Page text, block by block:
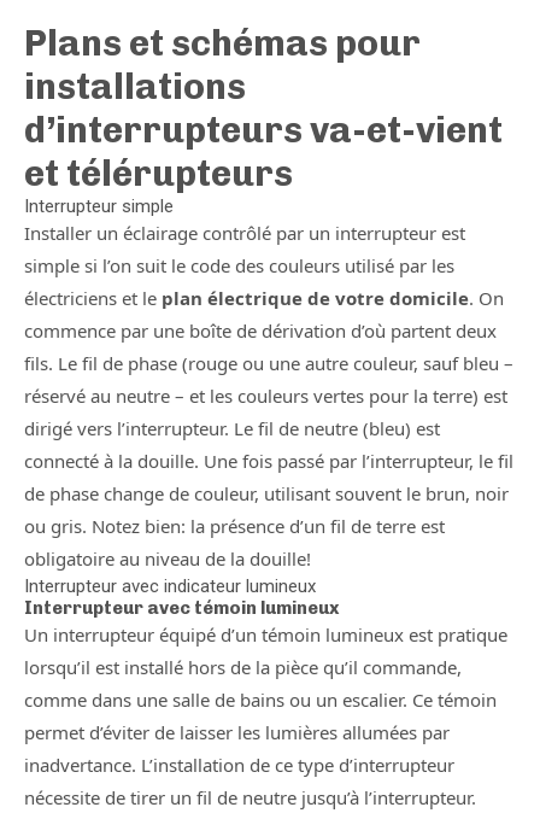
Plans et schémas pour
installations
d’interrupteurs va-et-vient
et télérupteurs
Interrupteur simple
Installer un éclairage contrôlé par un interrupteur est
simple si l’on suit le code des couleurs utilisé par les
électriciens et le plan électrique de votre domicile. On
commence par une boîte de dérivation d’où partent deux
fils. Le fil de phase (rouge ou une autre couleur, sauf bleu –
réservé au neutre – et les couleurs vertes pour la terre) est
dirigé vers l’interrupteur. Le fil de neutre (bleu) est
connecté à la douille. Une fois passé par l’interrupteur, le fil
de phase change de couleur, utilisant souvent le brun, noir
ou gris. Notez bien: la présence d’un fil de terre est
obligatoire au niveau de la douille!
Interrupteur avec indicateur lumineux
Interrupteur avec témoin lumineux
Un interrupteur équipé d’un témoin lumineux est pratique
lorsqu’il est installé hors de la pièce qu’il commande,
comme dans une salle de bains ou un escalier. Ce témoin
permet d’éviter de laisser les lumières allumées par
inadvertance. L’installation de ce type d’interrupteur
nécessite de tirer un fil de neutre jusqu’à l’interrupteur.